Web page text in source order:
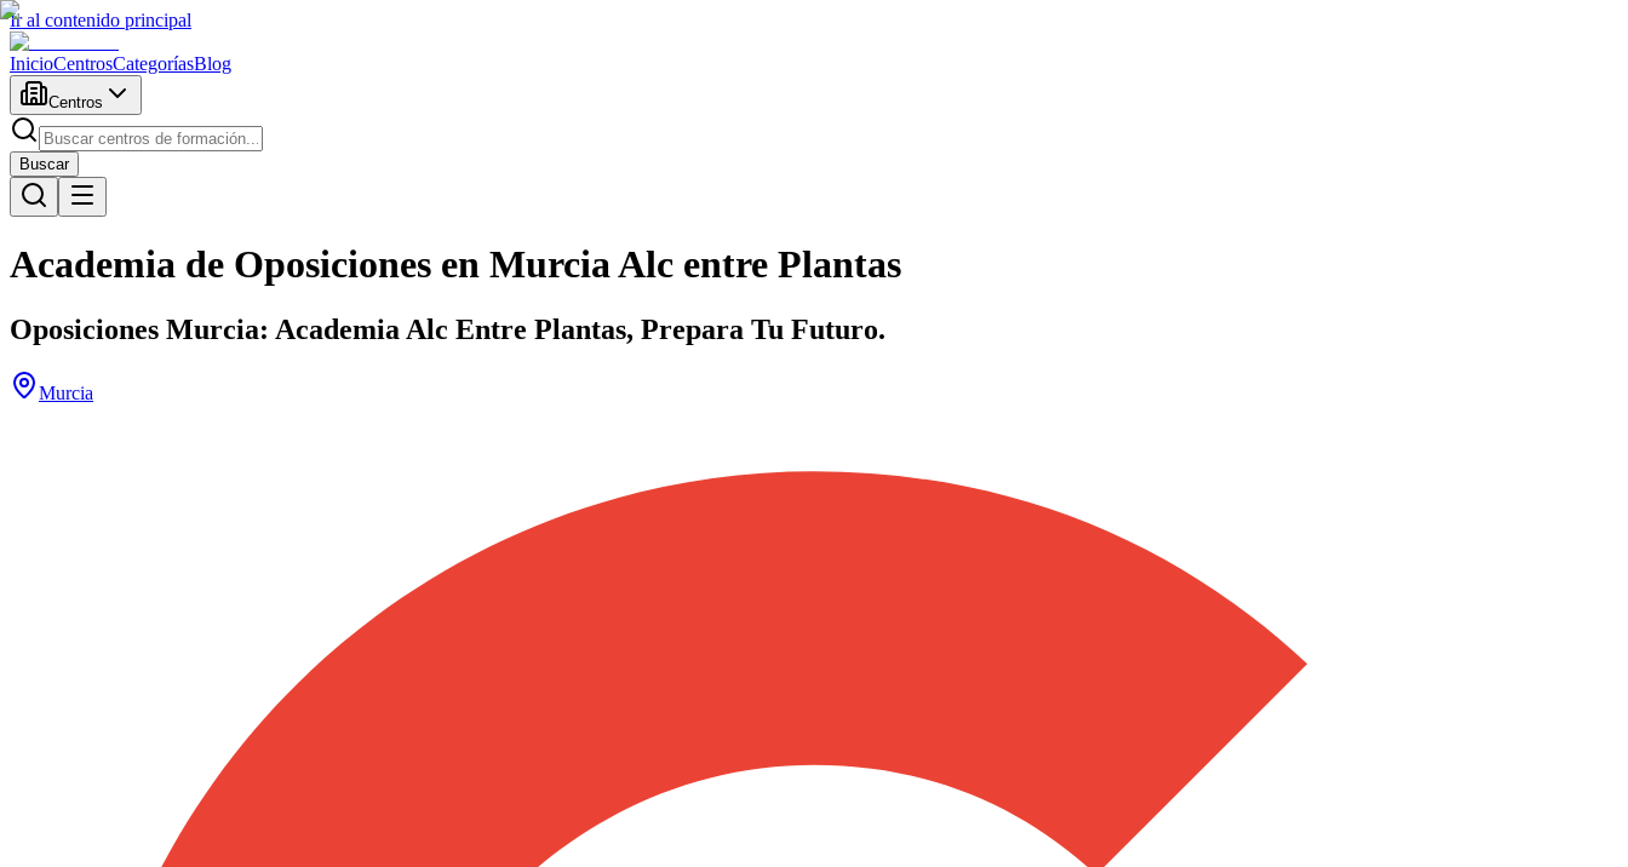
Ir al contenido principal
InicioCentrosCategoríasBlog
Centros
Buscar
Academia de Oposiciones en Murcia Alc entre Plantas
Oposiciones Murcia: Academia Alc Entre Plantas, Prepara Tu Futuro.
Murcia